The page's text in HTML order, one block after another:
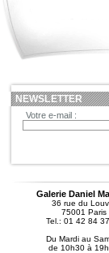
NEWSLETTER
Votre e-mail :
Galerie Daniel
36 rue du
75001 Paris
Tel.: 01 42 84
Du Mardi au
de 10h30 à